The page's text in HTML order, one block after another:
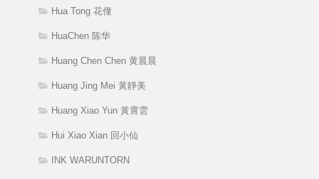
Hua Tong 花僮
HuaChen 陈华
Huang Chen Chen 黄晨晨
Huang Jing Mei 黃靜美
Huang Xiao Yun 黃霄雲
Hui Xiao Xian 回小仙
INK WARUNTORN